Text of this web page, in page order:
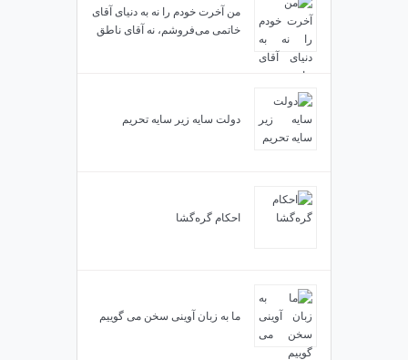
من آخرت خودم را نه به دنیای آقای
خاتمی می‌فروشم، نه آقای ناطق
دولت سایه زیر سایه تحریم
احکام گره‌گشا
ما به زبان آوینی سخن می گوییم